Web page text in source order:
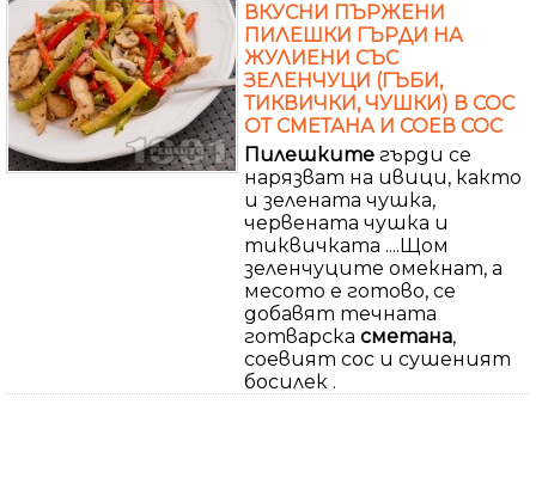
ВКУСНИ ПЪРЖЕНИ
ПИЛЕШКИ ГЪРДИ НА
ЖУЛИЕНИ СЪС
ЗЕЛЕНЧУЦИ (ГЪБИ,
ТИКВИЧКИ, ЧУШКИ) В СОС
ОТ СМЕТАНА И СОЕВ СОС
Пилешките гърди се
нарязват на ивици, както
и зелената чушка,
червената чушка и
тиквичката ....Щом
зеленчуците омекнат, а
месото е готово, се
добавят течната
готварска сметана,
соевият сос и сушеният
босилек .